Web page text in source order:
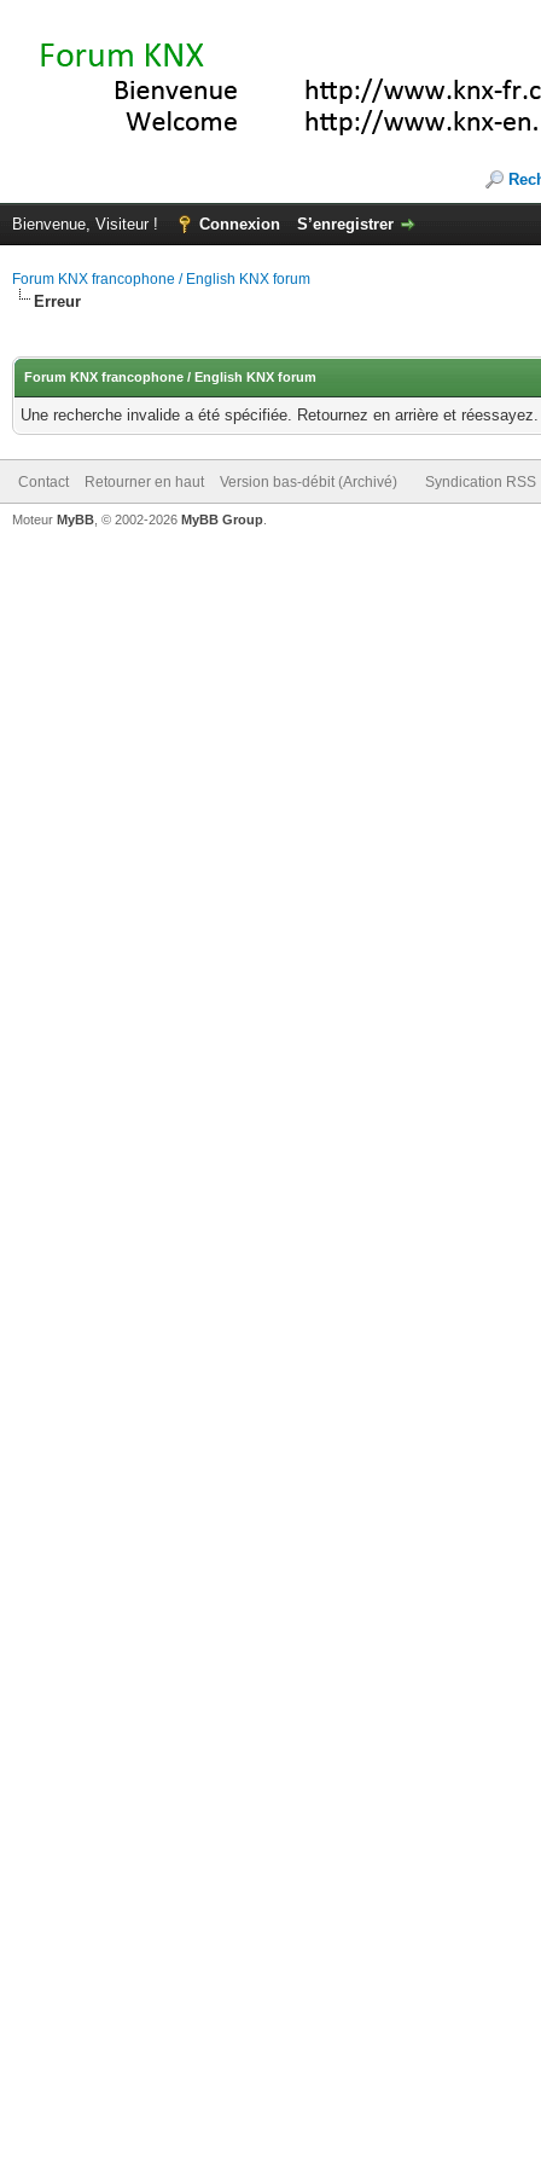
Bienvenue, Visiteur ! Connexion S’enregistrer
Forum KNX francophone / English KNX forum
Erreur
Forum KNX francophone / English KNX forum
Une recherche invalide a été spécifiée. Retournez en arrière et réessayez.
Contact Retourner en haut Version bas-débit (Archivé) Syndication RSS
Moteur MyBB , © 2002-2026 MyBB Group